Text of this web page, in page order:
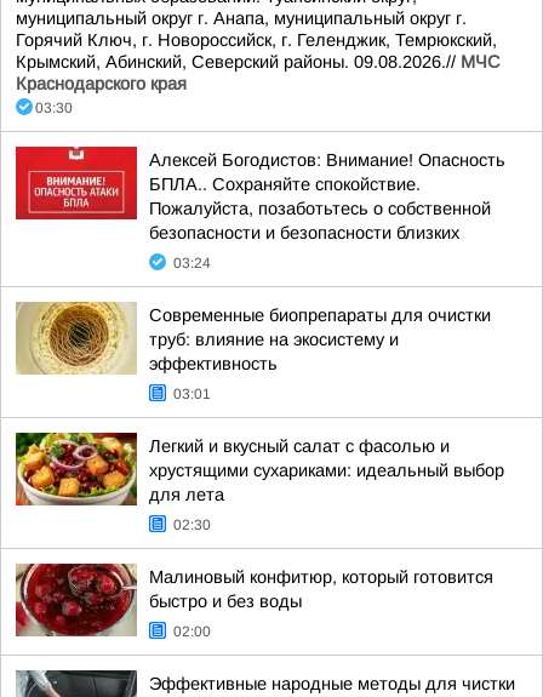
муниципальный округ г. Анапа, муниципальный округ г.
Горячий Ключ, г. Новороссийск, г. Геленджик, Темрюкский,
Крымский, Абинский, Северский районы. 09.08.2026.// МЧС
Краснодарского края
03:30
Алексей Богодистов: Внимание! Опасность
БПЛА.. Сохраняйте спокойствие.
Пожалуйста, позаботьтесь о собственной
безопасности и безопасности близких
03:24
Современные биопрепараты для очистки
труб: влияние на экосистему и
эффективность
03:01
Легкий и вкусный салат с фасолью и
хрустящими сухариками: идеальный выбор
для лета
02:30
Малиновый конфитюр, который готовится
быстро и без воды
02:00
Эффективные народные методы для чистки